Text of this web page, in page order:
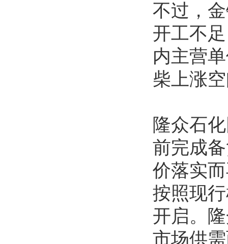
不过，
开工不
内主营
柴上涨
隆众石
前完成
价落实
按照现
开启。
市场供